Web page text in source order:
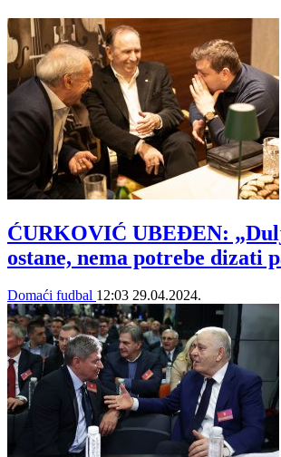
ĆURKOVIĆ UBEĐEN:
ostane, nema potrebe dizati
Domaći fudbal 12:03 29.04.2024.